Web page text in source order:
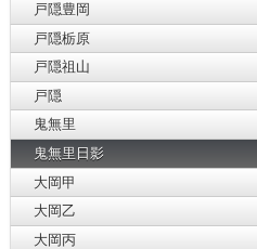
戸隠豊岡
戸隠栃原
戸隠祖山
戸隠
鬼無里
鬼無里日影
大岡甲
大岡乙
大岡丙